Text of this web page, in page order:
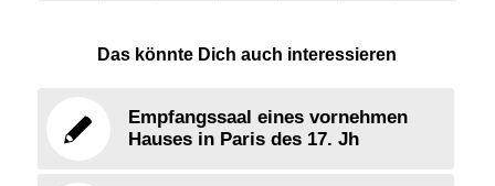
Das könnte Dich auch interessieren
Empfangssaal eines vornehmen
Hauses in Paris des 17. Jh